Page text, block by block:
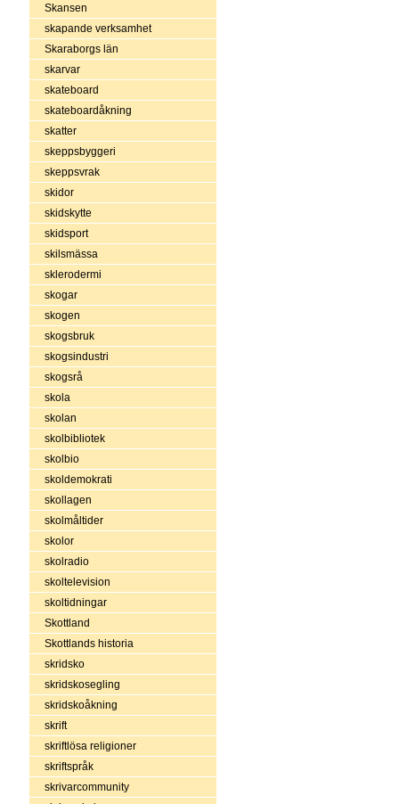
Skansen
skapande verksamhet
Skaraborgs län
skarvar
skateboard
skateboardåkning
skatter
skeppsbyggeri
skeppsvrak
skidor
skidskytte
skidsport
skilsmässa
sklerodermi
skogar
skogen
skogsbruk
skogsindustri
skogsrå
skola
skolan
skolbibliotek
skolbio
skoldemokrati
skollagen
skolmåltider
skolor
skolradio
skoltelevision
skoltidningar
Skottland
Skottlands historia
skridsko
skridskosegling
skridskoåkning
skrift
skriftlösa religioner
skriftspråk
skrivarcommunity